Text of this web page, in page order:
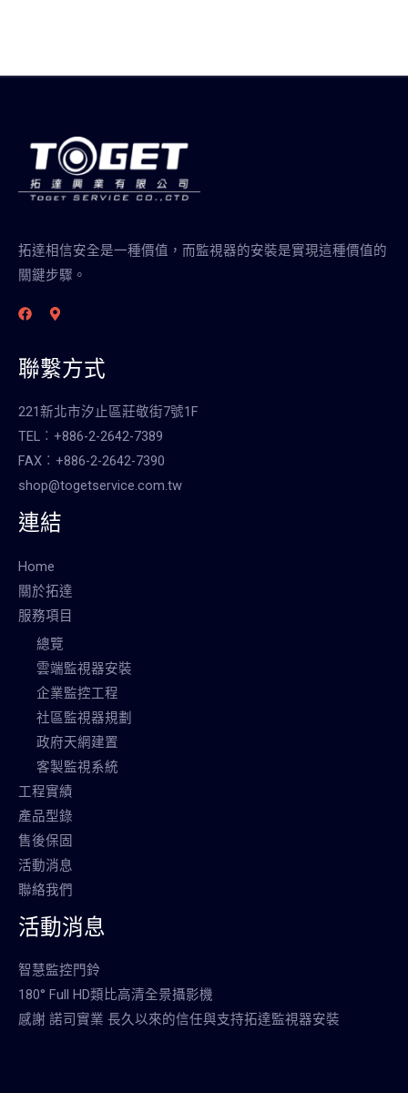
拓達相信安全是一種價值，而監視器的安裝是實現這種價值的
關鍵步驟。
聯繫方式
221新北市汐止區莊敬街7號1F
TEL︰+886-2-2642-7389
FAX︰+886-2-2642-7390
shop@togetservice.com.tw
連結
Home
關於拓達
服務項目
總覽
雲端監視器安裝
企業監控工程
社區監視器規劃
政府天網建置
客製監視系統
工程實績
產品型錄
售後保固
活動消息
聯絡我們
活動消息
智慧監控門鈴
180° Full HD類比高清全景攝影機
感謝 諾司實業 長久以來的信任與支持拓達監視器安裝